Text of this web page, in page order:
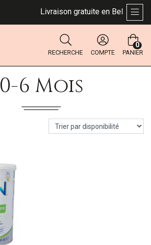
Livraison gratuite en Belgique
RECHERCHE COMPTE PANIER
0
0-6 Mois